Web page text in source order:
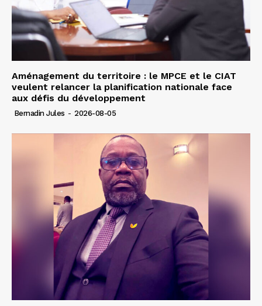
Aménagement du territoire : le MPCE et le CIAT
veulent relancer la planification nationale face
aux défis du développement
Bernadin Jules - 2026-08-05